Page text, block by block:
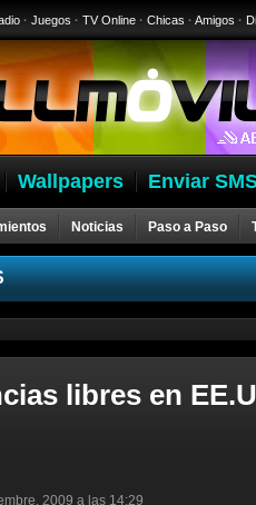
· Juegos · TV Online · Chicas · Amigos ·
Wallpapers Enviar
Noticias Paso a Paso
libres en
2009 a las 14:29